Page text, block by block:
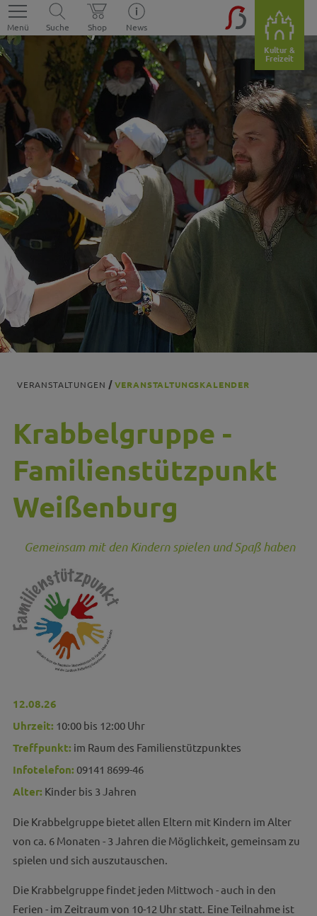
Menü Suche Shop
News
Kultur &
Freizeit
VERANSTALTUNGEN VERANSTALTUNGSKALENDER
Krabbelgruppe -
Familienstützpunkt
Weißenburg
Gemeinsam mit den Kindern spielen und Spaß haben
12.08.26
Uhrzeit: 10:00 bis 12:00 Uhr
Treffpunkt: im Raum des Familienstützpunktes
Infotelefon: 09141 8699-46
Alter: Kinder bis 3 Jahren
Die Krabbelgruppe bietet allen Eltern mit Kindern im Alter
von ca. 6 Monaten - 3 Jahren die Möglichkeit, gemeinsam zu
spielen und sich auszutauschen.
Die Krabbelgruppe findet jeden Mittwoch - auch in den
Ferien - im Zeitraum von 10-12 Uhr statt. Eine Teilnahme ist